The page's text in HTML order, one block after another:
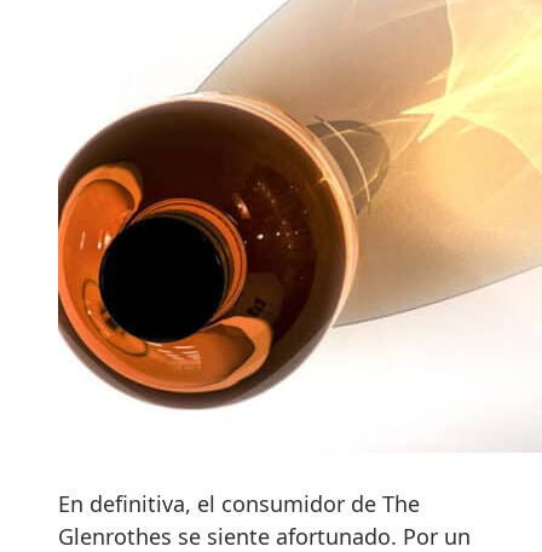
En definitiva, el consumidor de The
Glenrothes se siente afortunado. Por un